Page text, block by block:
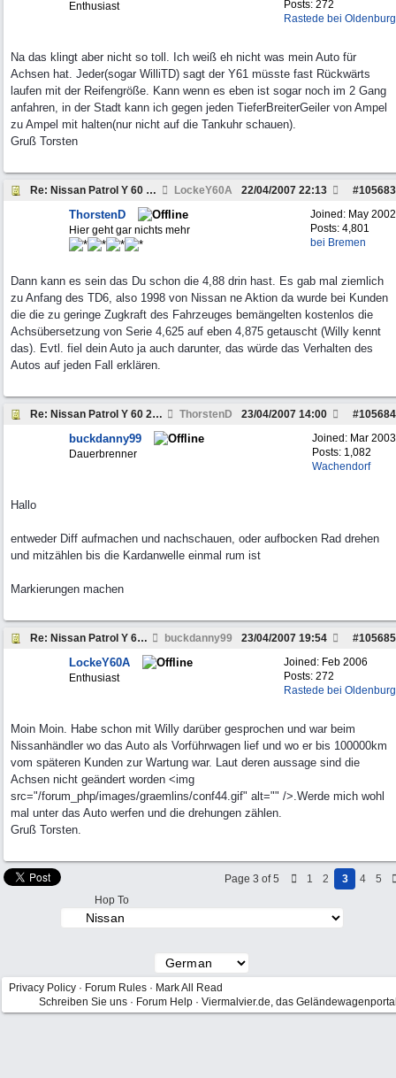
Posts: 272
Rastede bei Oldenburg
Enthusiast
Na das klingt aber nicht so toll. Ich weiß eh nicht was mein Auto für
Achsen hat. Jeder(sogar WilliTD) sagt der Y61 müsste fast Rückwärts
laufen mit der Reifengröße. Kann wenn es eben ist sogar noch im 2 Gang
anfahren, in der Stadt kann ich gegen jeden TieferBreiterGeiler von Ampel
zu Ampel mit halten(nur nicht auf die Tankuhr schauen).
Gruß Torsten
Re: Nissan Patrol Y 60 2,8 TD ESP Optimierung auf LockeY60A #105683
22/04/2007 22:13
Joined: May 2002
Posts: 4,801
bei Bremen
ThorstenD
Hier geht gar nichts mehr
Dann kann es sein das Du schon die 4,88 drin hast. Es gab mal ziemlich
zu Anfang des TD6, also 1998 von Nissan ne Aktion da wurde bei Kunden
die die zu geringe Zugkraft des Fahrzeuges bemängelten kostenlos die
Achsübersetzung von Serie 4,625 auf eben 4,875 getauscht (Willy kennt
das). Evtl. fiel dein Auto ja auch darunter, das würde das Verhalten des
Autos auf jeden Fall erklären.
Re: Nissan Patrol Y 60 2,8 TD ESP Optimierung auf ThorstenD #105684
23/04/2007 14:00
Joined: Mar 2003
Posts: 1,082
Wachendorf
buckdanny99
Dauerbrenner
Hallo
entweder Diff aufmachen und nachschauen, oder aufbocken Rad drehen
und mitzählen bis die Kardanwelle einmal rum ist
Markierungen machen
Re: Nissan Patrol Y 60 2,8 TD ESP Optimierung auf buckdanny99 #105685
23/04/2007 19:54
Joined: Feb 2006
Posts: 272
Rastede bei Oldenburg
LockeY60A
Enthusiast
Moin Moin. Habe schon mit Willy darüber gesprochen und war beim
Nissanhändler wo das Auto als Vorführwagen lief und wo er bis 100000km
vom späteren Kunden zur Wartung war. Laut deren aussage sind die
Achsen nicht geändert worden <img
src="/forum_php/images/graemlins/conf44.gif" alt="" />.Werde mich wohl
mal unter das Auto werfen und die drehungen zählen.
Gruß Torsten.
Page 3 of 5 1 2 3 4
5
Hop To
Privacy Policy · Forum Rules · Mark All Read
Schreiben Sie uns · Forum Help · Viermalvier.de, das